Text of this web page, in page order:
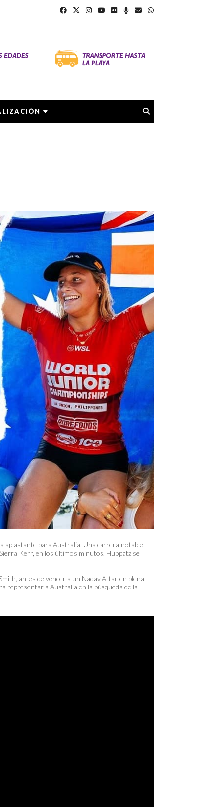
aplastante para Australia. Una carrera notable
Kerr, en los últimos minutos. Huppatz se
antes de vencer a un Nadav Attar en plena
representar a Australia en la búsqueda de la